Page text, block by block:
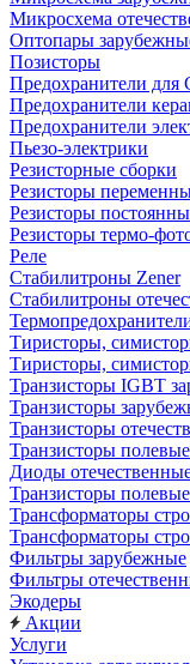
Микросхема
Оптопары
Позисторы
Предохранители для
Предохранители
Предохранители
Пьезо-электрики
Резисторные сборки
Резисторы
Резисторы
Резисторы термо-
Реле
Стабилитроны Zener
Стабилитроны
Тиристоры,
Тиристоры,
Транзисторы IGBT
Транзисторы
Транзисторы
Транзисторы
Диоды
Транзисторы
Трансформаторы
Трансформаторы
Фильтры зарубежные
Фильтры
Экодеры
Акции
Услуги